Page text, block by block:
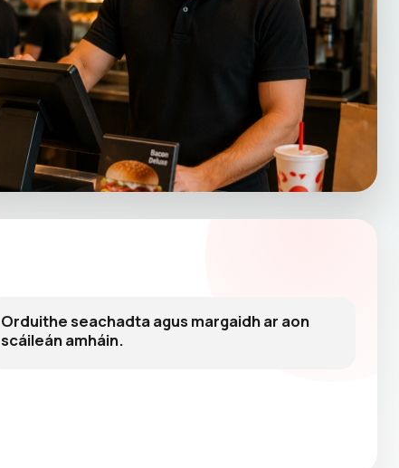
Orduithe seachadta agus margaidh ar aon
scáileán amháin.